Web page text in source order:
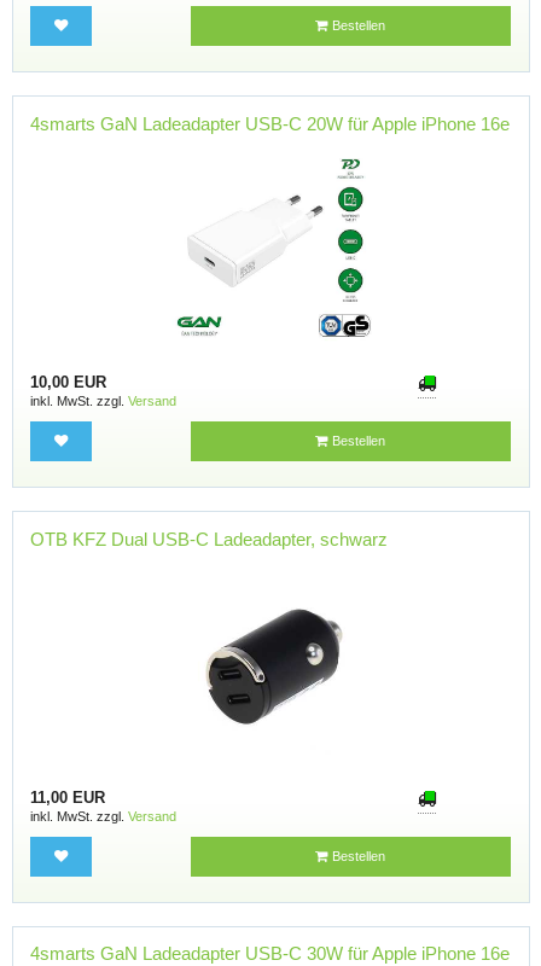
Bestellen
4smarts GaN Ladeadapter USB-C 20W für Apple iPhone 16e
10,00 EUR
inkl. MwSt. zzgl. Versand
Bestellen
OTB KFZ Dual USB-C Ladeadapter, schwarz
11,00 EUR
inkl. MwSt. zzgl. Versand
Bestellen
4smarts GaN Ladeadapter USB-C 30W für Apple iPhone 16e